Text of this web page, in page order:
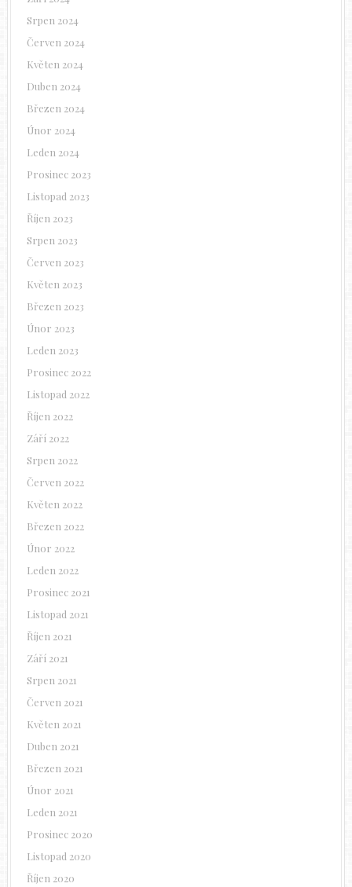
Srpen 2024
Červen 2024
Květen 2024
Duben 2024
Březen 2024
Únor 2024
Leden 2024
Prosinec 2023
Listopad 2023
Říjen 2023
Srpen 2023
Červen 2023
Květen 2023
Březen 2023
Únor 2023
Leden 2023
Prosinec 2022
Listopad 2022
Říjen 2022
Září 2022
Srpen 2022
Červen 2022
Květen 2022
Březen 2022
Únor 2022
Leden 2022
Prosinec 2021
Listopad 2021
Říjen 2021
Září 2021
Srpen 2021
Červen 2021
Květen 2021
Duben 2021
Březen 2021
Únor 2021
Leden 2021
Prosinec 2020
Listopad 2020
Říjen 2020